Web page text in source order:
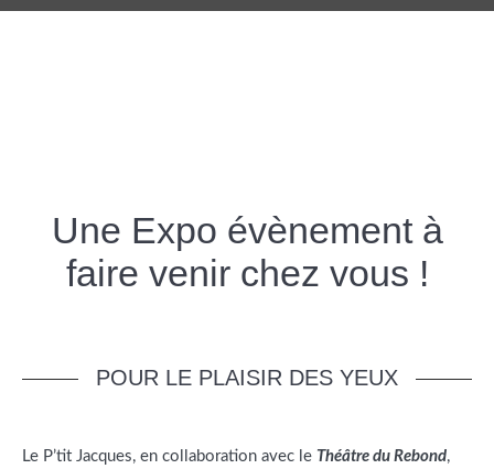
Une Expo évènement à
faire venir chez vous !
POUR LE PLAISIR DES YEUX
Le P’tit Jacques, en collaboration avec le Théâtre du Rebond,